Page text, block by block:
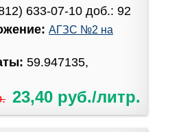
633-07-10 доб.: 92
АГЗС №2 на
59.947135,
23,40 руб./литр.